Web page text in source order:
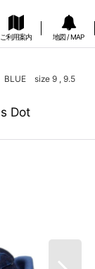
ご利用案内 地図 / MAP
BLUE size 9 , 9.5
Dot